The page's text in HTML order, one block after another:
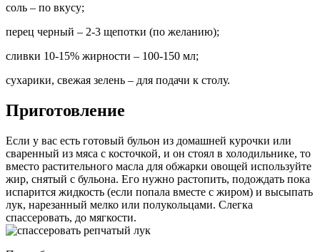
соль – по вкусу;
перец черный – 2-3 щепотки (по желанию);
сливки 10-15% жирности – 100-150 мл;
сухарики, свежая зелень – для подачи к столу.
Приготовление
Если у вас есть готовый бульон из домашней курочки или
сваренный из мяса с косточкой, и он стоял в холодильнике, то
вместо растительного масла для обжарки овощей используйте
жир, снятый с бульона. Его нужно растопить, подождать пока
испарится жидкость (если попала вместе с жиром) и высыпать
лук, нарезанный мелко или полукольцами. Слегка
спассеровать, до мягкости.